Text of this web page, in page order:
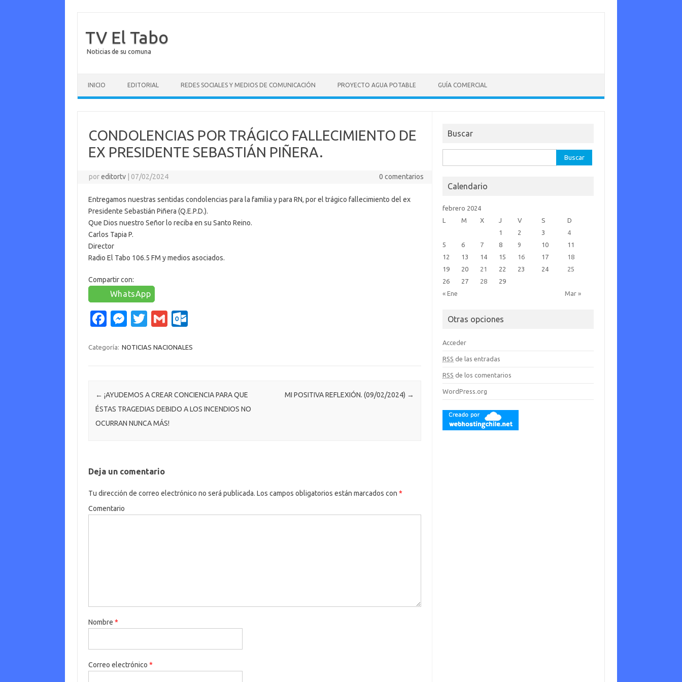
TV El Tabo
Noticias de su comuna
INICIO EDITORIAL REDES SOCIALES Y MEDIOS DE COMUNICACIÓN PROYECTO AGUA POTABLE GUÍA COMERCIAL
CONDOLENCIAS POR TRÁGICO FALLECIMIENTO DE
EX PRESIDENTE SEBASTIÁN PIÑERA.
poreditortv 07/02/2024 0 comentarios
Entregamos nuestras sentidas condolencias para la familia y para RN, por el trágico fallecimiento del ex
Presidente Sebastián Piñera (Q.E.P.D.).
Que Dios nuestro Señor lo reciba en su Santo Reino.
Carlos Tapia P.
Director
Radio El Tabo 106.5 FM y medios asociados.
Compartir con:
WhatsApp
Fa
e
o
k
M
se
er
T
it
G
ail lo
c
o
Categoría: NOTICIAS NACIONALES
Navegación de entradas
← ¡AYUDEMOS A CREAR CONCIENCIA PARA QUE
ÉSTAS TRAGEDIAS DEBIDO A LOS INCENDIOS NO
OCURRAN NUNCA MÁS!
MI POSITIVA REFLEXIÓN. (09/02/2024) →
Deja un comentario
Tu dirección de correo electrónico no será publicada. Los campos obligatorios están marcados con *
Comentario
Nombre *
Correo electrónico *
Buscar
Calendario
febrero 2024
L
M X J V S D
« Ene Mar »
1 2 3
4
5
6 7 8 9 10
11
12
13 14 15 16 17
18
19
20 21 22 23 24
25
26
27 28 29
Otras opciones
Acceder
RSS de las entradas
RSS de los comentarios
WordPress.org